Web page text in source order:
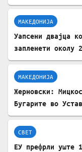
МАКЕДОНИЈА
Уапсени двајца
запленети околу
МАКЕДОНИЈА
Жерновски:
Бугарите во
СВЕТ
ЕУ префрли уште